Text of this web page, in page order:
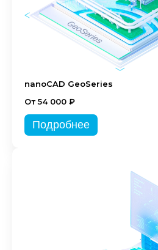
nanoCAD GeoSeries
От 54 000 ₽
Подробнее